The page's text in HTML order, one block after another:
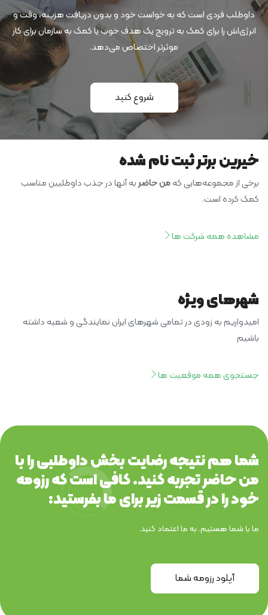
داوطلب فردی است که به خواست خود و بدون دریافت هزینه، وقت و
انرژی‌اش را برای کمک به ترویج یک هدف خوب یا کمک به سازمان برای کار
موثرتر اختصاص می‌دهد.
شروع کنید
خیرین برتر ثبت نام شده
برخی از مجموعه‌هایی کهمن حاضربه آنها در جذب داوطلبین مناسب
کمک کرده‌ است.
مشاهده همه شرکت ها
شهرهای ویژه
امیدواریم به زودی در تمامی شهرهای ایران نمایندگی و شعبه داشته
باشیم
جستجوی همه موقعیت ها
شما هم نتیجه رضایت بخش داوطلبی را با
من حاضر تجربه کنید. کافی است که رزومه
خود را در قسمت زیر برای ما بفرستید:
ما با شما هستیم. به ما اعتماد کنید.
آپلود رزومه شما